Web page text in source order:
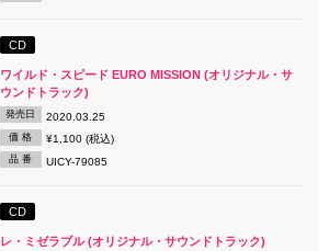
CD
ワイルド・スピード EURO MISSION (オリジナル・サ
ウンドトラック)
発売日 2020.03.25
価 格 ¥1,100 (税込)
品 番 UICY-79085
CD
レ・ミゼラブル (オリジナル・サウンドトラック)